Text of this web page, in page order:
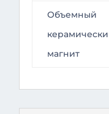
Объемный
магнит